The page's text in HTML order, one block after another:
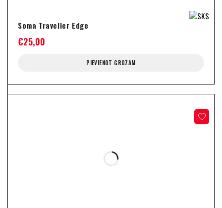
Soma Traveller Edge
€25,00
PIEVIENOT GROZAM